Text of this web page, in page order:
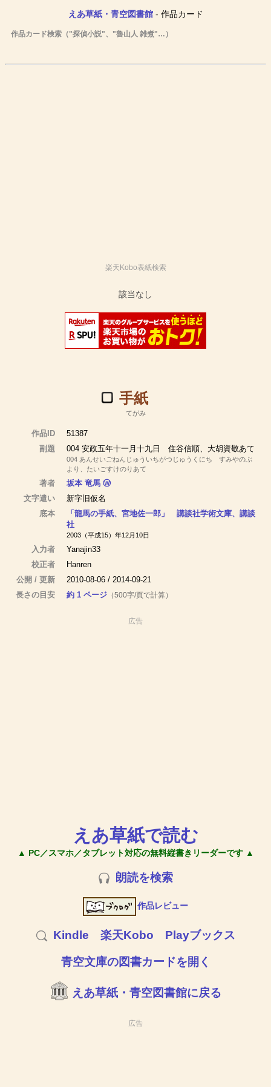
えあ草紙・青空図書館- 作品カード
作品カード検索（"探偵小説"、"魯山人 雑煮"…）
楽天Kobo表紙検索
手紙
てがみ
作品ID
51387
副題
004 安政五年十一月十九日 住谷信順、大胡資敬あて
004 あんせいごねんじゅういちがつじゅうくにち すみやのぶ
より、たいごすけのりあて
著者 坂本 竜馬 Ⓦ
文字遣い
新字旧仮名
底本
「龍馬の手紙、宮地佐一郎」 講談社学術文庫、講談
社
2003（平成15）年12月10日
入力者
Yanajin33
校正者
Hanren
公開 / 更新
2010-08-06 / 2014-09-21
長さの目安
約 1 ページ （500字/頁で計算）
広告
えあ草紙で読む
▲ PC／スマホ／タブレット対応の無料縦書きリーダーです ▲
朗読を検索
作品レビュー
Kindle 楽天Kobo Playブックス
青空文庫の図書カードを開く
えあ草紙・青空図書館に戻る
広告